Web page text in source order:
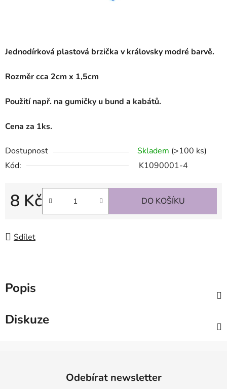
Jednodírková plastová brzička v královsky modré barvě.
Rozměr cca 2cm x 1,5cm
Použití např. na gumičky u bund a kabátů.
Cena za 1ks.
Dostupnost Skladem (>100 ks)
Kód:
K1090001-4
8 Kč
Měrná cena:
DO KOŠÍKU
Sdílet
Popis
Diskuze
Odebírat newsletter